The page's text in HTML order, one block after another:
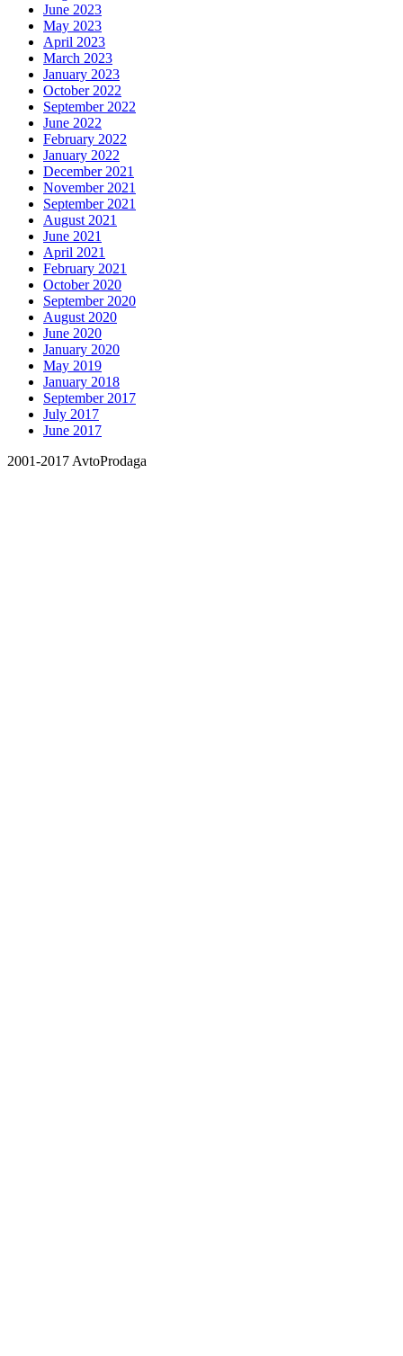
June 2023
May 2023
April 2023
March 2023
January 2023
October 2022
September 2022
June 2022
February 2022
January 2022
December 2021
November 2021
September 2021
August 2021
June 2021
April 2021
February 2021
October 2020
September 2020
August 2020
June 2020
January 2020
May 2019
January 2018
September 2017
July 2017
June 2017
2001-2017 AvtoProdaga